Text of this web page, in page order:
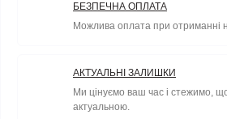
БЕЗПЕЧНА ОПЛАТА
Можлива оплата при отриманні
АКТУАЛЬНІ ЗАЛИШКИ
Ми цінуємо ваш час і стежимо,
актуальною.